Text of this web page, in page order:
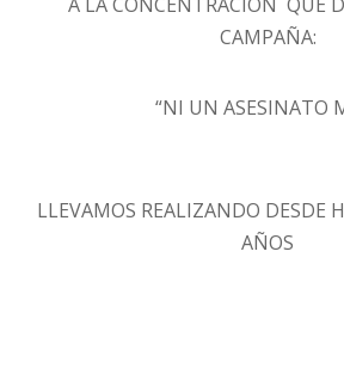
CAMPAÑA:
“NI UN ASESINATO
LLEVAMOS REALIZANDO DESDE
AÑOS